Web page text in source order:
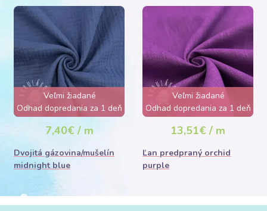
Veľmi žiadané
Odhad dopredania za 1 deň
7,40€ / m
Dvojitá gázovina/mušelín
midnight blue
Veľmi žiadané
Odhad dopredania za 1 deň
13,51€ / m
Ľan predpraný orchid
purple